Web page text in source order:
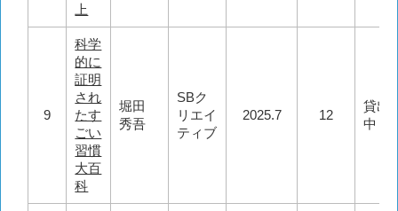
上
9
科学
的に
証明
され
たす
ごい
習慣
大百
科
堀田
秀吾
SBク
リエイ
ティブ
2025.7 12
貸出
中